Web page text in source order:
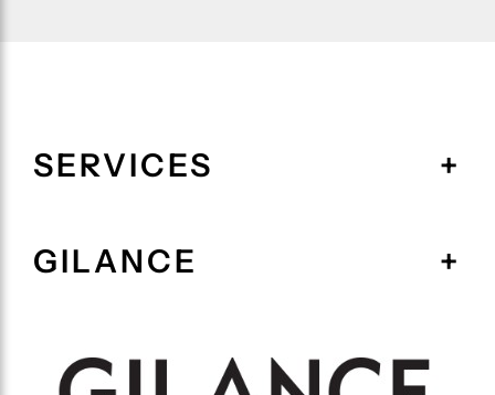
SERVICES
GILANCE